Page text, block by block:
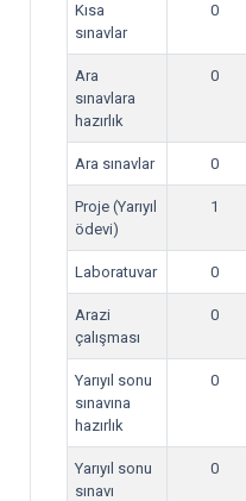
Kısa
sınavlar
0
Ara
sınavlara
hazırlık
0
Ara sınavlar 0
Proje (Yarıyıl
ödevi)
1
Laboratuvar 0
Arazi
çalışması
0
Yarıyıl sonu
sınavına
hazırlık
0
Yarıyıl sonu
sınavı
0